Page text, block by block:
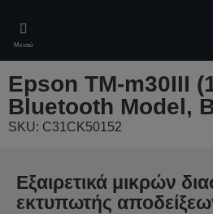
main
content
Μενού
Epson TM-m30III
Bluetooth Model,
SKU: C31CK50152
Εξαιρετικά μικρών
εκτυπωτής